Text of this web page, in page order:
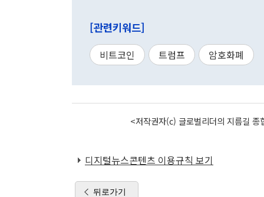
[관련키워드]
비트코인 트럼프 암호화폐
<저작권자(c) 글로벌리더의 지름길
디지털뉴스콘텐츠 이용규칙 보기
뒤로가기